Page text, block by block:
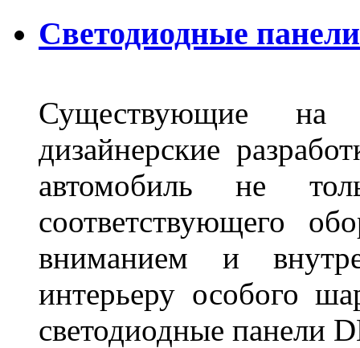
Светодиодные
Существующие
дизайнерские
автомобиль не
соответствующего
вниманием и
интерьеру особого
светодиодные панели